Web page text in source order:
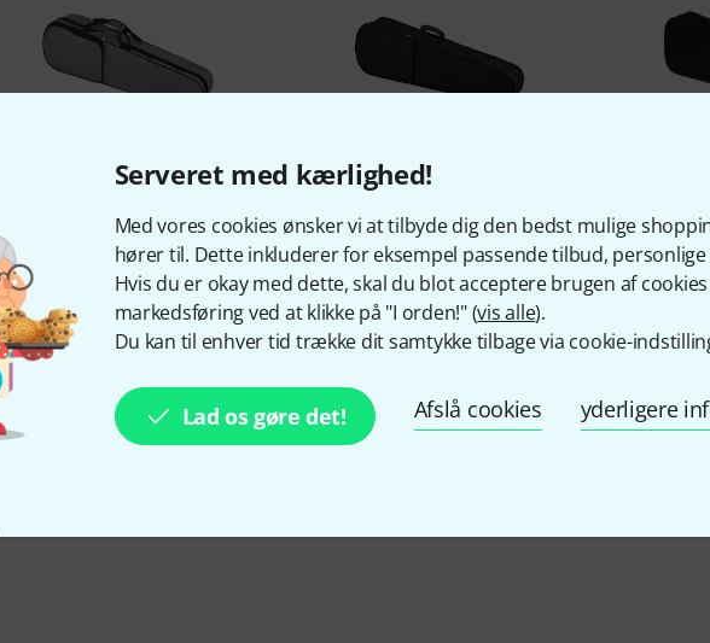
Serveret med kærlighed!
Med vores cookies ønsker vi at tilbyde dig den bedst mulige
hører til. Dette inkluderer for eksempel passende tilbud,
Hvis du er okay med dette, skal du blot acceptere brugen af
markedsføring ved at klikke på "I orden!" (vis alle).
Du kan til enhver tid trække dit samtykke tilbage via cookie-
Lad os gøre det! Afslå cookies yderligere
9%
KØBT
Roth & Junius GreyLine Viol.
Shaped Case 4/4
225 kr
7%
KØBT
Roth & Junius RJVC Etude
Violin Case 4/4
189 kr
Petz